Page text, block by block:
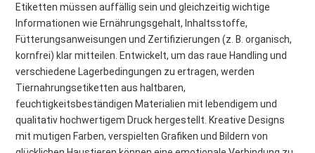
Etiketten müssen auffällig sein und gleichzeitig wichtige
Informationen wie Ernährungsgehalt, Inhaltsstoffe,
Fütterungsanweisungen und Zertifizierungen (z. B. organisch,
kornfrei) klar mitteilen. Entwickelt, um das raue Handling und
verschiedene Lagerbedingungen zu ertragen, werden
Tiernahrungsetiketten aus haltbaren,
feuchtigkeitsbeständigen Materialien mit lebendigem und
qualitativ hochwertigem Druck hergestellt. Kreative Designs
mit mutigen Farben, verspielten Grafiken und Bildern von